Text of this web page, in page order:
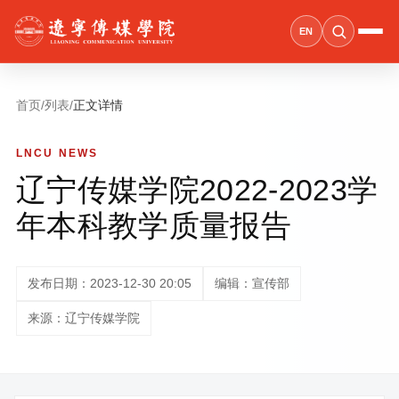
EN
首页/列表/正文详情
LNCU NEWS
辽宁传媒学院2022-2023学
年本科教学质量报告
发布日期：2023-12-30 20:05 编辑：宣传部
来源：辽宁传媒学院